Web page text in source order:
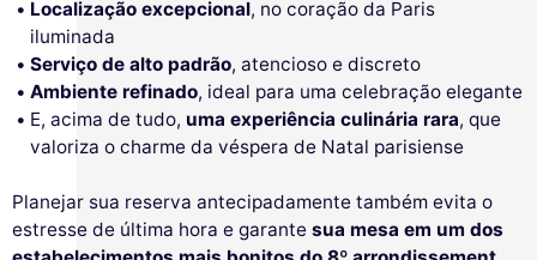
Localização excepcional, no coração da Paris
iluminada
Serviço de alto padrão, atencioso e discreto
Ambiente refinado, ideal para uma celebração elegante
E, acima de tudo, uma experiência culinária rara, que
valoriza o charme da véspera de Natal parisiense
Planejar sua reserva antecipadamente também evita o
estresse de última hora e garante sua mesa em um dos